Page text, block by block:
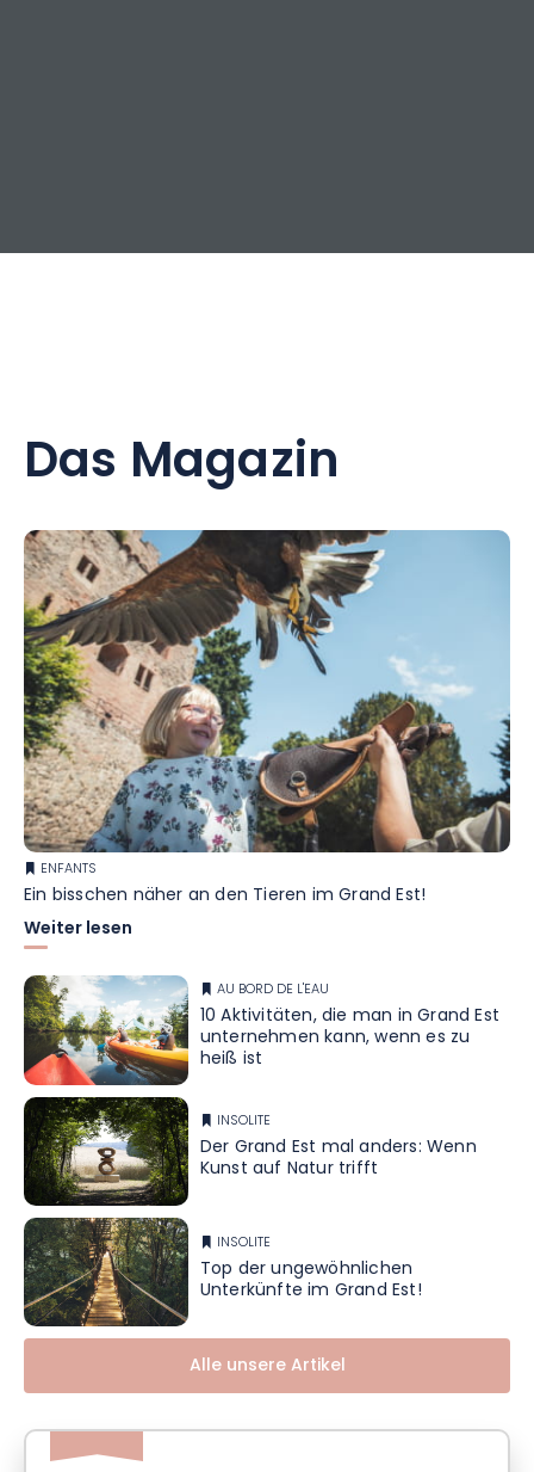
Das Magazin
ENFANTS
Ein bisschen näher an den Tieren im Grand Est!
Weiter lesen
AU BORD DE L'EAU
10 Aktivitäten, die man in Grand Est
unternehmen kann, wenn es zu
heiß ist
INSOLITE
Der Grand Est mal anders: Wenn
Kunst auf Natur trifft
INSOLITE
Top der ungewöhnlichen
Unterkünfte im Grand Est!
Alle unsere Artikel